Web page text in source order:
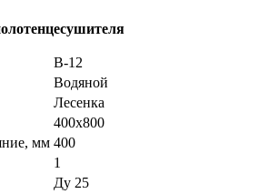
В-12
Водяной
Лесенка
400х800
мм 400
1
Ду 25